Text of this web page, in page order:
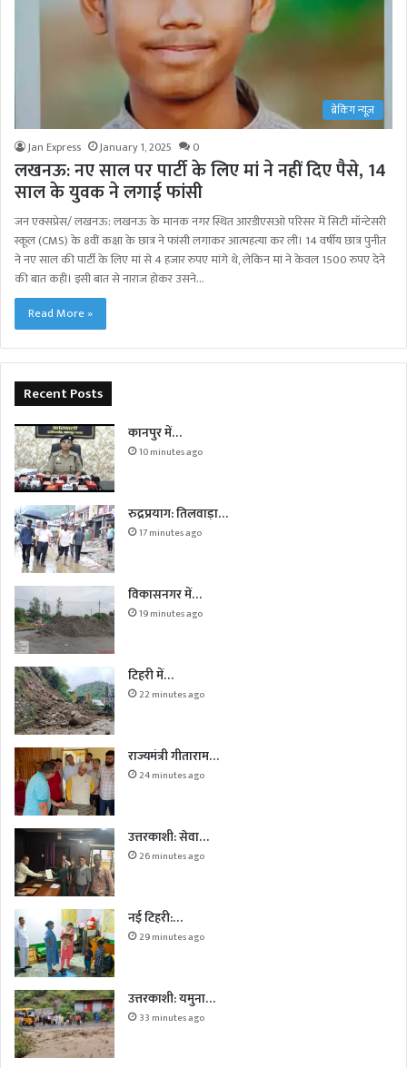
ब्रेकिंग न्यूज़
Jan Express January 1, 2025 0
लखनऊ: नए साल पर पार्टी के लिए मां ने नहीं दिए पैसे, 14
साल के युवक ने लगाई फांसी
जन एक्सप्रेस/ लखनऊ: लखनऊ के मानक नगर स्थित आरडीएसओ परिसर में सिटी मॉन्टेसरी
स्कूल (CMS) के 8वीं कक्षा के छात्र ने फांसी लगाकर आत्महत्या कर ली। 14 वर्षीय छात्र पुनीत
ने नए साल की पार्टी के लिए मां से 4 हजार रुपए मांगे थे, लेकिन मां ने केवल 1500 रुपए देने
की बात कही। इसी बात से नाराज होकर उसने…
Read More »
Recent Posts
कानपुर में…
10 minutes ago
रुद्रप्रयाग: तिलवाड़ा…
17 minutes ago
विकासनगर में…
19 minutes ago
टिहरी में…
22 minutes ago
राज्यमंत्री गीताराम…
24 minutes ago
उत्तरकाशी: सेवा…
26 minutes ago
नई टिहरी:…
29 minutes ago
उत्तरकाशी: यमुना…
33 minutes ago